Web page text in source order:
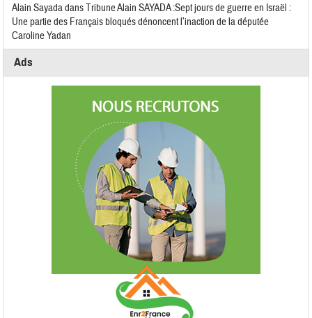
Alain SayadadansTribune Alain SAYADA :Sept jours de guerre en Israël :
Une partie des Français bloqués dénoncent l’inaction de la députée
Caroline Yadan
Ads